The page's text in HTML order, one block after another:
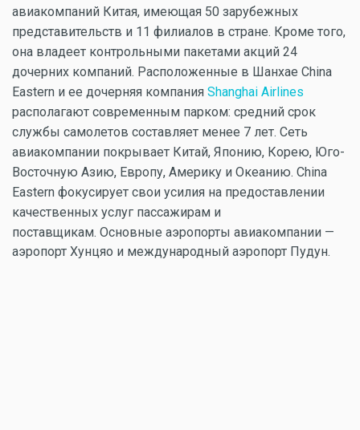
авиакомпаний Китая, имеющая 50 зарубежных
представительств и 11 филиалов в стране. Кроме того,
она владеет контрольными пакетами акций 24
дочерних компаний. Расположенные в Шанхае China
Eastern и ее дочерняя компания Shanghai Airlines
располагают современным парком: средний срок
службы самолетов составляет менее 7 лет. Сеть
авиакомпании покрывает Китай, Японию, Корею, Юго-
Восточную Азию, Европу, Америку и Океанию. China
Eastern фокусирует свои усилия на предоставлении
качественных услуг пассажирам и
поставщикам. Основные аэропорты авиакомпании —
аэропорт Хунцяо и международный аэропорт Пудун.